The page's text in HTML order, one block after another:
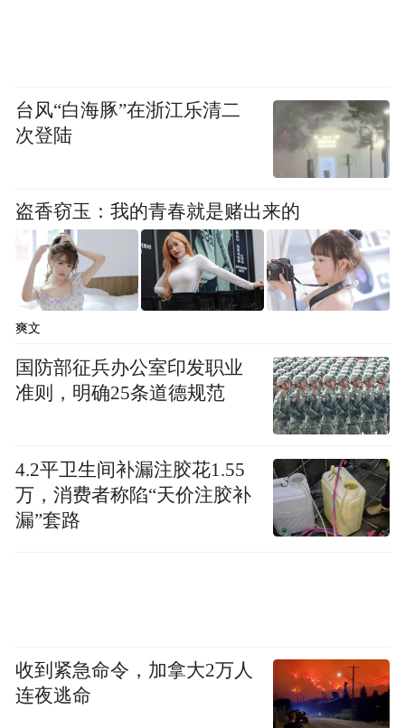
出版社: 新星出版社书名：有可奉告丛书名:
凤凰网文化频道文选
出版年: 2013-7 定价: 28.00 装帧: 平装
亚马逊订购《有可奉告1》 《有可奉告2》
当当网订购《有可奉告1》《有可奉告2》
《有可奉告2》
台风“白海豚”在浙江乐清二
次登陆
盗香窃玉：我的青春就是赌出来的
爽文
国防部征兵办公室印发职业
准则，明确25条道德规范
4.2平卫生间补漏注胶花1.55
万，消费者称陷“天价注胶补
漏”套路
收到紧急命令，加拿大2万人
连夜逃命